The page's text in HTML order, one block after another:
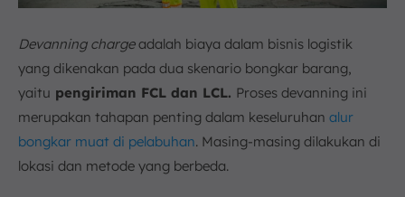
Devanning chargeadalah biaya dalam bisnis logistik
yang dikenakan pada dua skenario bongkar barang,
yaitu pengiriman FCL dan LCL. Proses devanning ini
merupakan tahapan penting dalam keseluruhan alur
bongkar muat di pelabuhan. Masing-masing dilakukan di
lokasi dan metode yang berbeda.